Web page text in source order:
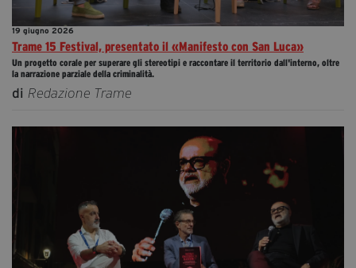
19 giugno 2026
Trame 15 Festival, presentato il «Manifesto con San Luca»
Un progetto corale per superare gli stereotipi e raccontare il territorio dall'interno, oltre
la narrazione parziale della criminalità.
di Redazione Trame